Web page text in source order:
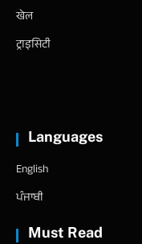
खेल
ट्राइसिटी
Languages
English
ਪੰਜਾਬੀ
Must Read